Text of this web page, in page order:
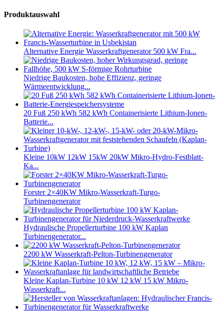
Produktauswahl
Alternative Energie Wasserkraftgenerator 500 kW Fra...
Niedrige Baukosten, hohe Effizienz, geringe
Wärmeentwicklung...
20 Fuß 250 kWh 582 kWh Containerisierte Lithium-Ionen-
Batterie...
Kleine 10kW 12kW 15kW 20kW Mikro-Hydro-Festblatt-
Ka...
Forster 2×40KW Mikro-Wasserkraft-Turgo-
Turbinengenerator
Hydraulische Propellerturbine 100 kW Kaplan
Turbinengenerator...
2200 kW Wasserkraft-Pelton-Turbinengenerator
Kleine Kaplan-Turbine 10 kW 12 kW 15 kW Mikro-
Wasserkraft...